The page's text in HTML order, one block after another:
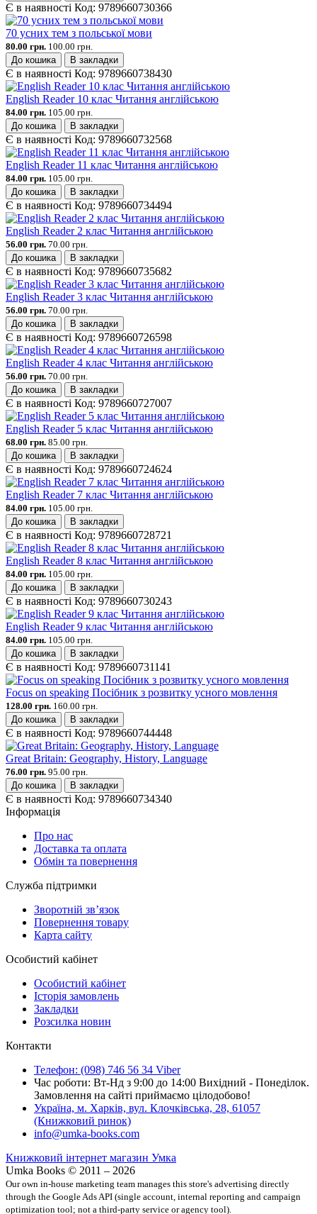
Є в наявності Код: 9789660730366
70 усних тем з польської мови
80.00 грн. 100.00 грн.
До кошика
В закладки
Є в наявності Код: 9789660738430
English Reader 10 клас Читання англійською
84.00 грн. 105.00 грн.
До кошика
В закладки
Є в наявності Код: 9789660732568
English Reader 11 клас Читання англійською
84.00 грн. 105.00 грн.
До кошика
В закладки
Є в наявності Код: 9789660734494
English Reader 2 клас Читання англійською
56.00 грн. 70.00 грн.
До кошика
В закладки
Є в наявності Код: 9789660735682
English Reader 3 клас Читання англійською
56.00 грн. 70.00 грн.
До кошика
В закладки
Є в наявності Код: 9789660726598
English Reader 4 клас Читання англійською
56.00 грн. 70.00 грн.
До кошика
В закладки
Є в наявності Код: 9789660727007
English Reader 5 клас Читання англійською
68.00 грн. 85.00 грн.
До кошика
В закладки
Є в наявності Код: 9789660724624
English Reader 7 клас Читання англійською
84.00 грн. 105.00 грн.
До кошика
В закладки
Є в наявності Код: 9789660728721
English Reader 8 клас Читання англійською
84.00 грн. 105.00 грн.
До кошика
В закладки
Є в наявності Код: 9789660730243
English Reader 9 клас Читання англійською
84.00 грн. 105.00 грн.
До кошика
В закладки
Є в наявності Код: 9789660731141
Focus on speaking Посібник з розвитку усного мовлення
128.00 грн. 160.00 грн.
До кошика
В закладки
Є в наявності Код: 9789660744448
Great Britain: Geography, History, Language
76.00 грн. 95.00 грн.
До кошика
В закладки
Є в наявності Код: 9789660734340
Інформація
Про нас
Доставка та оплата
Обмін та повернення
Служба підтримки
Зворотній зв’язок
Повернення товару
Карта сайту
Особистий кабінет
Особистий кабінет
Історія замовлень
Закладки
Розсилка новин
Контакти
Телефон: (098) 746 56 34 Viber
Час роботи: Вт-Нд з 9:00 до 14:00 Вихідний - Понеділок.
Замовлення на сайті приймаємо цілодобово!
Україна, м. Харків, вул. Клочківська, 28, 61057
(Книжковий ринок)
info@umka-books.com
Книжковий інтернет магазин Умка
Umka Books © 2011 – 2026
Our own in-house marketing team manages this store's advertising directly
through the Google Ads API (single account, internal reporting and campaign
optimization tool; not a third-party service or agency tool).